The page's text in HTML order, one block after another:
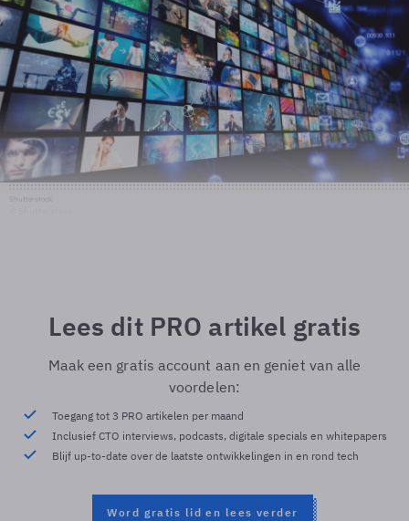
Lees dit PRO artikel gratis
Maak een gratis account aan en geniet van alle
voordelen:
Toegang tot 3 PRO artikelen per maand
Inclusief CTO interviews, podcasts, digitale specials en whitepapers
Blijf up-to-date over de laatste ontwikkelingen in en rond tech
Word gratis lid en lees verder